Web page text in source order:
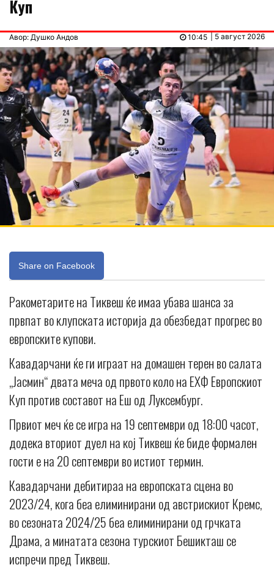
Куп
Авор: Душко Андов | 5 август 2026
10:45
Share on Facebook
Ракометарите на Тиквеш ќе имаа убава шанса за
првпат во клупската историја да обезбедат прогрес во
европските купови.
Кавадарчани ќе ги играат на домашен терен во салата
„Јасмин“ двата меча од првото коло на ЕХФ Европскиот
Куп против составот на Еш од Луксембург.
Првиот меч ќе се игра на 19 септември од 18:00 часот,
додека вториот дуел на кој Тиквеш ќе биде формален
гости е на 20 септември во истиот термин.
Кавадарчани дебитираа на европската сцена во
2023/24, кога беа елиминирани од австрискиот Кремс,
во сезоната 2024/25 беа елиминирани од грчката
Драма, а минатата сезона турскиот Бешикташ се
испречи пред Тиквеш.